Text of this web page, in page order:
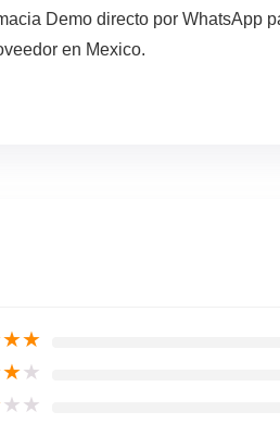
Demo directo por WhatsApp
en Mexico.
★★
★★
★★